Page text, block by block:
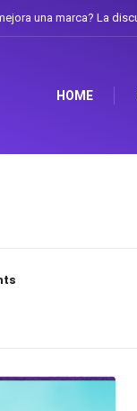
arte de cambiarse el
HOME